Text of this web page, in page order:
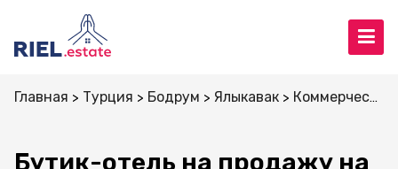
Главная Турция Бодрум Ялыкавак Коммерческая недвижимость
Бутик-отель на продажу на